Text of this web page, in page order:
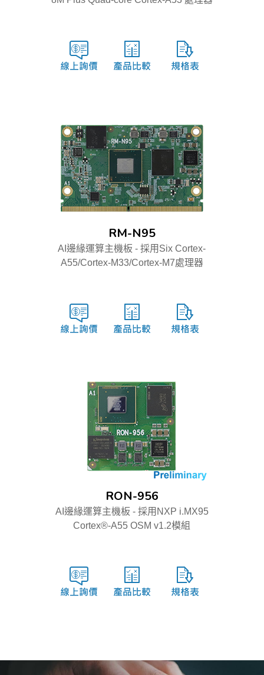
RM-N95
AI邊緣運算主機板 - 採用Six Cortex-
A55/Cortex-M33/Cortex-M7處理器
RON-956
AI邊緣運算主機板 - 採用NXP i.MX95
Cortex®-A55 OSM v1.2模組